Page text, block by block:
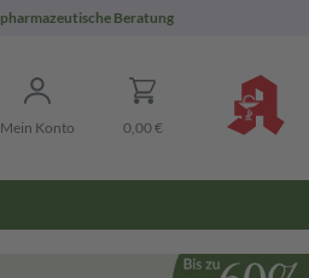
pharmazeutische Beratung
Mein Konto 0,00 €